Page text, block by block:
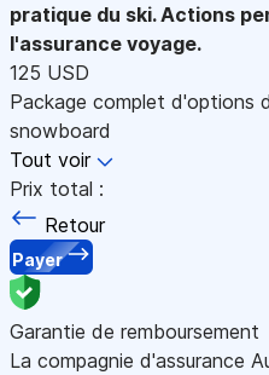
pratique du ski. Actions
l'assurance voyage.
125 USD
Package complet d'options
snowboard
Tout voir
Prix total :
Retour
Payer
Garantie de remboursement
La compagnie d'assurance